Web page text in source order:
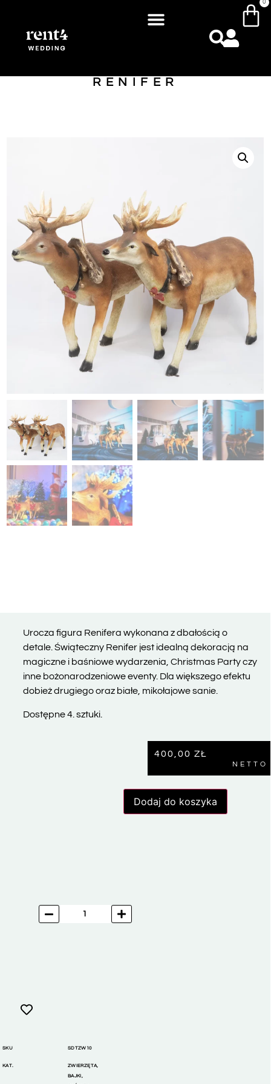
0
RENIFER
Urocza figura Renifera wykonana z dbałością o
detale. Świąteczny Renifer jest idealną dekoracją na
magiczne i baśniowe wydarzenia, Christmas Party czy
inne bożonarodzeniowe eventy. Dla większego efektu
dobież drugiego oraz białe, mikołajowe sanie.
Dostępne 4. sztuki.
400,00 ZŁ
NETTO
Dodaj do koszyka
SKU SDTZW10
KAT. ZWIERZĘTA
BAJKI,